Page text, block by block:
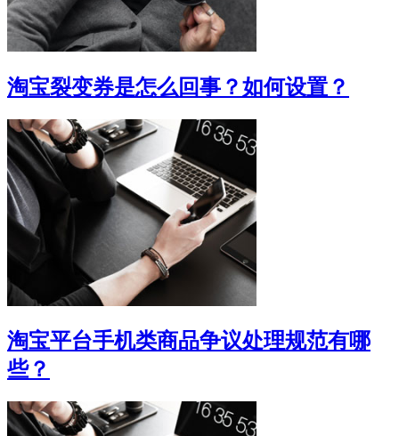
淘宝裂变券是怎么回事？如何设置？
淘宝平台手机类商品争议处理规范有哪
些？